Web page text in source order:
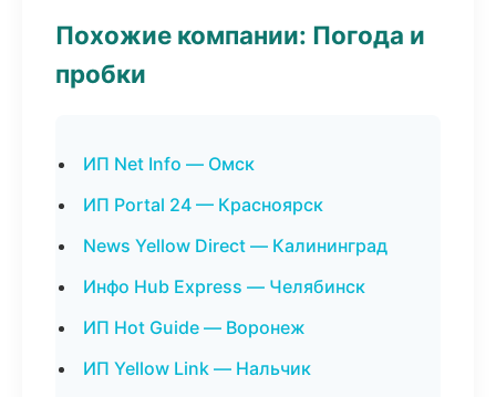
Похожие компании: Погода и
пробки
ИП Net Info — Омск
ИП Portal 24 — Красноярск
News Yellow Direct — Калининград
Инфо Hub Express — Челябинск
ИП Hot Guide — Воронеж
ИП Yellow Link — Нальчик